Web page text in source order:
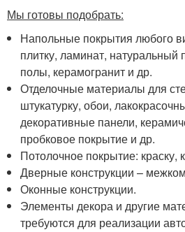
Мы готовы подобрать:
Напольные покрытия любого
плитку, ламинат, натуральный
полы, керамогранит и др.
Отделочные материалы для
штукатурку, обои,
декоративные панели,
пробковое покрытие и др.
Потолочное покрытие: краску,
Дверные конструкции –
Оконные конструкции.
Элементы декора и другие
требуются для реализации